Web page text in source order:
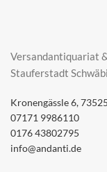
Versandantiquariat
Stauferstadt
Kronengässle 6,
07171 9986110
0176 43802795
info@andanti.de